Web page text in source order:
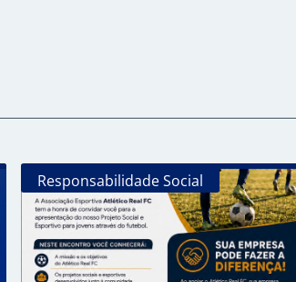
Responsabilidade Social